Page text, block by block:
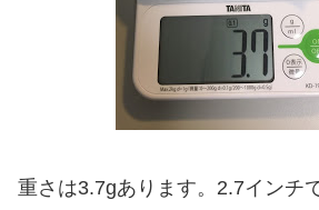
重さは3.7gあります。2.7インチ